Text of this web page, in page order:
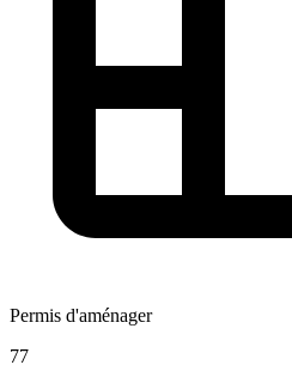
Permis d'aménager
77